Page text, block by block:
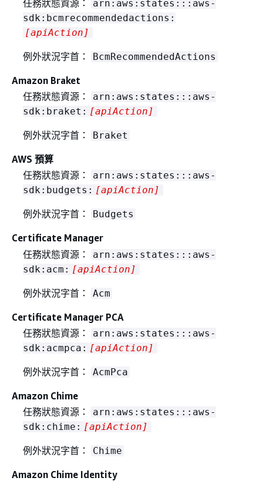
任務狀態資源：
arn:aws:states:::aws-
sdk:bcmrecommendedactions:
[apiAction]
例外狀況字首： BcmRecommendedActions
Amazon Braket
任務狀態資源：
arn:aws:states:::aws-
sdk:braket: [apiAction]
例外狀況字首： Braket
AWS 預算
任務狀態資源：
arn:aws:states:::aws-
sdk:budgets: [apiAction]
例外狀況字首： Budgets
Certificate Manager
任務狀態資源：
arn:aws:states:::aws-
sdk:acm: [apiAction]
例外狀況字首： Acm
Certificate Manager PCA
任務狀態資源：
arn:aws:states:::aws-
sdk:acmpca: [apiAction]
例外狀況字首： AcmPca
Amazon Chime
任務狀態資源：
arn:aws:states:::aws-
sdk:chime: [apiAction]
例外狀況字首： Chime
Amazon Chime Identity